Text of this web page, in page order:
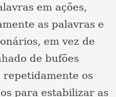
em ações,
as palavras e
em vez de
de bufões
repetidamente os
para estabilizar as